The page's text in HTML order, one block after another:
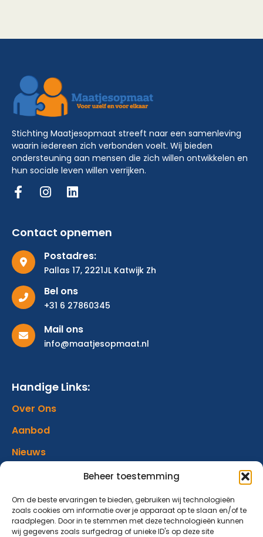
Beheer toestemming
Om de beste ervaringen te bieden, gebruiken wij technologieën
zoals cookies om informatie over je apparaat op te slaan en/of te
raadplegen. Door in te stemmen met deze technologieën kunnen
wij gegevens zoals surfgedrag of unieke ID's op deze site
Stichting Maatjesopmaat streeft naar een samenleving
waarin iedereen zich verbonden voelt. Wij bieden
ondersteuning aan mensen die zich willen ontwikkelen en
hun sociale leven willen verrijken.
Contact opnemen
Postadres:
Pallas 17, 2221JL Katwijk Zh
Bel ons
+31 6 27860345
Mail ons
info@maatjesopmaat.nl
Handige Links:
Over Ons
Aanbod
Nieuws
Donatie
Contact